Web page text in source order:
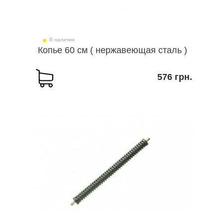
В наличии
Копье 60 см ( нержавеющая сталь )
576 грн.